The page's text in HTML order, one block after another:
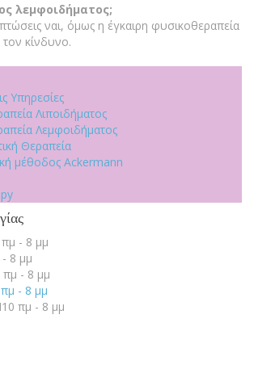
λεμφοιδήματος;
ναι, όμως η έγκαιρη φυσικοθεραπεία
τον κίνδυνο.
Υπηρεσίες
Λιποιδήματος
Λεμφοιδήματος
Θεραπεία
μέθοδος Ackermann
- 8 μμ
8 μμ
πμ - 8 μμ
- 8 μμ
10 πμ - 8 μμ